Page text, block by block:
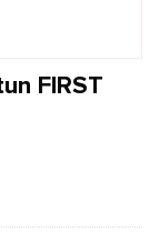
FIRST